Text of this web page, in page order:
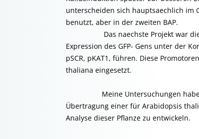
unterscheiden sich hauptsaechlich im
benutzt, aber in der zweiten BAP.
Das naechste Projekt war die
Expression des GFP- Gens unter der
pSCR, pKAT1, führen. Diese
thaliana eingesetzt.
Meine Untersuchungen haben
Übertragung einer für Arabidopsis
Analyse dieser Pflanze zu entwickeln.